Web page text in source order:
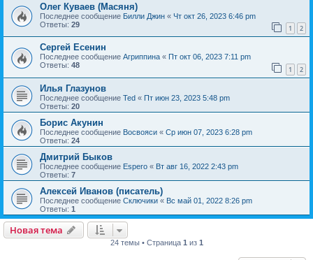
Олег Куваев (Масяня)
Последнее сообщение Билли Джин « Чт окт 26, 2023 6:46 pm
Ответы: 29 1 2
Сергей Есенин
Последнее сообщение Агриппина « Пт окт 06, 2023 7:11 pm
Ответы: 48 1 2
Илья Глазунов
Последнее сообщение Ted « Пт июн 23, 2023 5:48 pm
Ответы: 20
Борис Акунин
Последнее сообщение Восвояси « Ср июн 07, 2023 6:28 pm
Ответы: 24
Дмитрий Быков
Последнее сообщение Espero « Вт авг 16, 2022 2:43 pm
Ответы: 7
Алексей Иванов (писатель)
Последнее сообщение Сключики « Вс май 01, 2022 8:26 pm
Ответы: 1
Новая тема
24 темы • Страница 1 из 1